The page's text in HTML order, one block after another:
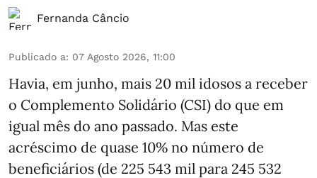
Fernanda Câncio
Publicado a: 07 Agosto 2026, 11:00
Havia, em junho, mais 20 mil idosos a receber
o Complemento Solidário (CSI) do que em
igual mês do ano passado. Mas este
acréscimo de quase 10% no número de
beneficiários (de 225 543 mil para 245 532